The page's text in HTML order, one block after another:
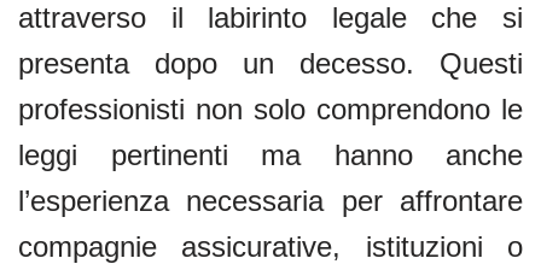
attraverso il labirinto legale che si
presenta dopo un decesso. Questi
professionisti non solo comprendono le
leggi pertinenti ma hanno anche
l’esperienza necessaria per affrontare
compagnie assicurative, istituzioni o